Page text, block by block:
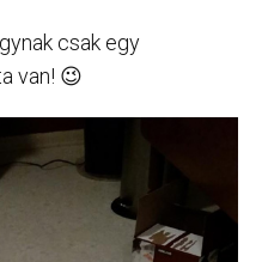
csak egy
van! 😉